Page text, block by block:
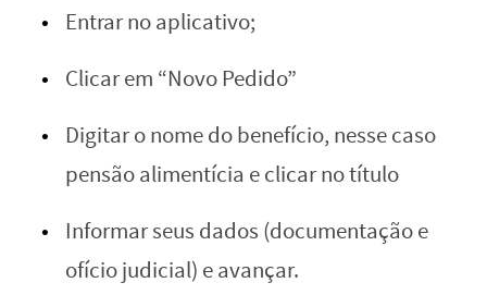
Entrar no aplicativo;
Clicar em “Novo Pedido”
Digitar o nome do benefício, nesse caso
pensão alimentícia e clicar no título
Informar seus dados (documentação e
ofício judicial) e avançar.